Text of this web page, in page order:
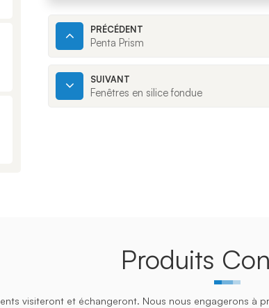
PRÉCÉDENT
Penta Prism
SUIVANT
Fenêtres en silice fondue
Produits
visiteront et échangeront. Nous nous engagerons à